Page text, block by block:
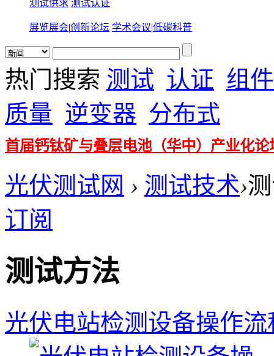
测试供求 测试认证
展览展会|创新论坛 学术会议|低碳科普
热门搜索 测试 认证 组件
质量 逆变器 分布式
首届钙钛矿与叠层电池（华中）产业化论
光伏测试网 › 测试技术›
订阅
测试方法
光伏电站检测设备操作